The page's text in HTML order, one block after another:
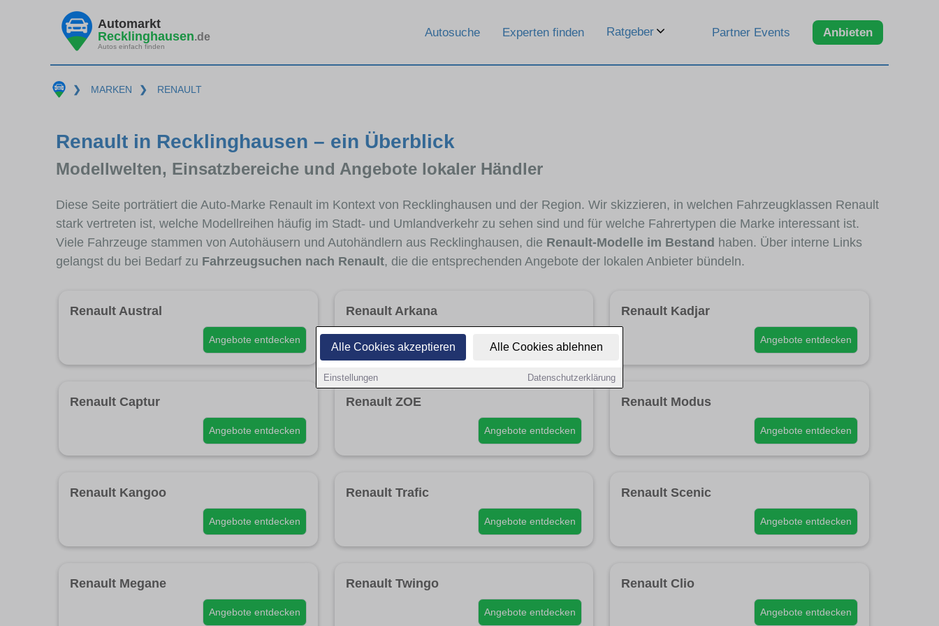
Alle Cookies akzeptieren Alle Cookies ablehnen
Einstellungen Datenschutzerklärung
Automarkt
Recklinghausen.de
Autos einfach finden
Autosuche Experten finden Ratgeber Partner Events Anbieten
❯ MARKEN ❯ RENAULT
Renault in Recklinghausen – ein Überblick
Modellwelten, Einsatzbereiche und Angebote lokaler Händler
Diese Seite porträtiert die Auto-Marke Renault im Kontext von Recklinghausen und der Region. Wir skizzieren, in welchen Fahrzeugklassen Renault
stark vertreten ist, welche Modellreihen häufig im Stadt- und Umlandverkehr zu sehen sind und für welche Fahrertypen die Marke interessant ist.
Viele Fahrzeuge stammen von Autohäusern und Autohändlern aus Recklinghausen, die Renault-Modelle im Bestand haben. Über interne Links
gelangst du bei Bedarf zu Fahrzeugsuchen nach Renault, die die entsprechenden Angebote der lokalen Anbieter bündeln.
Renault Austral
Angebote entdecken
Renault Arkana Renault Kadjar
Angebote entdecken
Renault Captur
Angebote entdecken
Renault ZOE
Angebote entdecken
Renault Modus
Angebote entdecken
Renault Kangoo
Angebote entdecken
Renault Trafic
Angebote entdecken
Renault Scenic
Angebote entdecken
Renault Megane
Angebote entdecken
Renault Twingo
Angebote entdecken
Renault Clio
Angebote entdecken